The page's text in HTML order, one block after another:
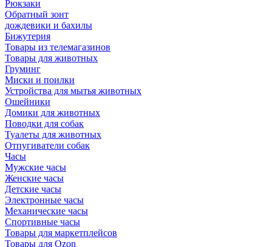
Рюкзаки
Обратный зонт
дождевики и бахилы
Бижутерия
Товары из телемагазинов
Товары для животных
Груминг
Миски и поилки
Устройства для мытья животных
Ошейники
Домики для животных
Поводки для собак
Туалеты для животных
Отпугиватели собак
Часы
Мужские часы
Женские часы
Детские часы
Электронные часы
Механические часы
Спортивные часы
Товары для маркетплейсов
Товары для Ozon